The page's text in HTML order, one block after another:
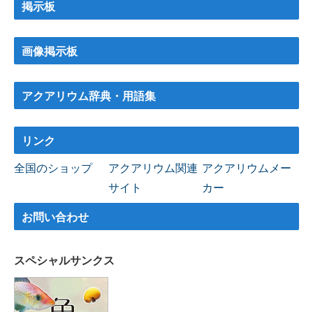
掲示板
画像掲示板
アクアリウム辞典・用語集
リンク
全国のショップ
アクアリウム関連
サイト
アクアリウムメー
カー
お問い合わせ
スペシャルサンクス